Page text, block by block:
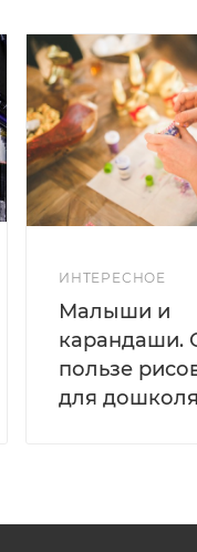
ИНТЕРЕСНОЕ
Малыши и
карандаши.
пользе
для